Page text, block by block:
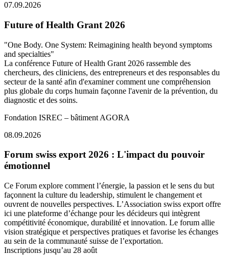
07.09.2026
Future of Health Grant 2026
"One Body. One System: Reimagining health beyond symptoms
and specialties"
La conférence Future of Health Grant 2026 rassemble des
chercheurs, des cliniciens, des entrepreneurs et des responsables du
secteur de la santé afin d'examiner comment une compréhension
plus globale du corps humain façonne l'avenir de la prévention, du
diagnostic et des soins.
Fondation ISREC – bâtiment AGORA
08.09.2026
Forum swiss export 2026 : L'impact du pouvoir
émotionnel
Ce Forum explore comment l’énergie, la passion et le sens du but
façonnent la culture du leadership, stimulent le changement et
ouvrent de nouvelles perspectives. L’Association swiss export offre
ici une plateforme d’échange pour les décideurs qui intègrent
compétitivité économique, durabilité et innovation. Le forum allie
vision stratégique et perspectives pratiques et favorise les échanges
au sein de la communauté suisse de l’exportation.
Inscriptions jusqu’au 28 août